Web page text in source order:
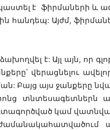
է ֆիրմաների և
հանդեպ: Այժմ,
է: Այլ այն, որ
վերացնելու
Բայց այս ջանքերը
տնտեսագետներն
կամ